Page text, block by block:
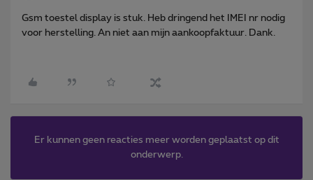
Gsm toestel display is stuk. Heb dringend het IMEI nr nodig
voor herstelling. An niet aan mijn aankoopfaktuur. Dank.
Er kunnen geen reacties meer worden geplaatst op dit
onderwerp.